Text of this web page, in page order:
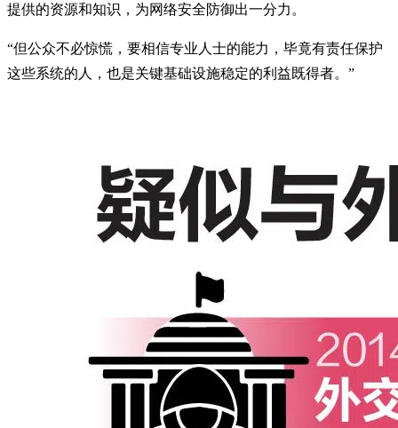
提供的资源和知识，为网络安全防御出一分力。
“但公众不必惊慌，要相信专业人士的能力，毕竟有责任保护
这些系统的人，也是关键基础设施稳定的利益既得者。”